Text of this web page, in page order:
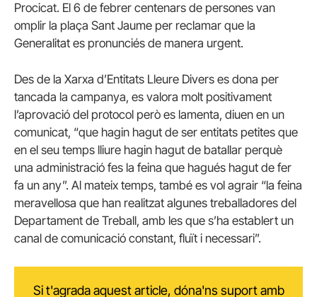
Procicat. El 6 de febrer centenars de persones van
omplir la plaça Sant Jaume per reclamar que la
Generalitat es pronunciés de manera urgent.
Des de la Xarxa d’Entitats Lleure Divers es dona per
tancada la campanya, es valora molt positivament
l’aprovació del protocol però es lamenta, diuen en un
comunicat, “que hagin hagut de ser entitats petites que
en el seu temps lliure hagin hagut de batallar perquè
una administració fes la feina que hagués hagut de fer
fa un any”. Al mateix temps, també es vol agrair “la feina
meravellosa que han realitzat algunes treballadores del
Departament de Treball, amb les que s’ha establert un
canal de comunicació constant, fluït i necessari”.
Si t'agrada aquest article, dóna'ns suport amb